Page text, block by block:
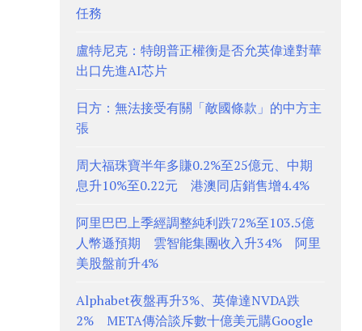
任務
盧特尼克：特朗普正權衡是否允英偉達對華
出口先進AI芯片
日方：無法接受有關「敵國條款」的中方主
張
周大福珠寶半年多賺0.2%至25億元、中期
息升10%至0.22元 港澳同店銷售增4.4%
阿里巴巴上季經調整純利跌72%至103.5億
人幣遜預期 雲智能集團收入升34% 阿里
美股盤前升4%
Alphabet夜盤再升3%、英偉達NVDA跌
2% META傳洽談斥數十億美元購Google